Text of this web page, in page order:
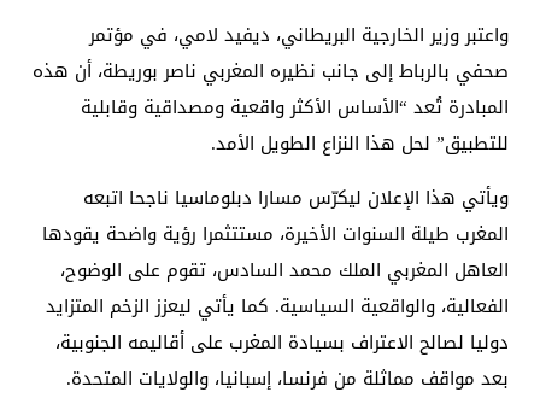
واعتبر وزير الخارجية البريطاني، ديفيد لامي، في مؤتمر
صحفي بالرباط إلى جانب نظيره المغربي ناصر بوريطة، أن هذه
المبادرة تُعد “الأساس الأكثر واقعية ومصداقية وقابلية
للتطبيق” لحل هذا النزاع الطويل الأمد.
ويأتي هذا الإعلان ليكرّس مسارا دبلوماسيا ناجحا اتبعه
المغرب طيلة السنوات الأخيرة، مستتثمرا رؤية واضحة يقودها
العاهل المغربي الملك محمد السادس، تقوم على الوضوح،
الفعالية، والواقعية السياسية. كما يأتي ليعزز الزخم المتزايد
دوليا لصالح الاعتراف بسيادة المغرب على أقاليمه الجنوبية،
بعد مواقف مماثلة من فرنسا، إسبانيا، والولايات المتحدة.